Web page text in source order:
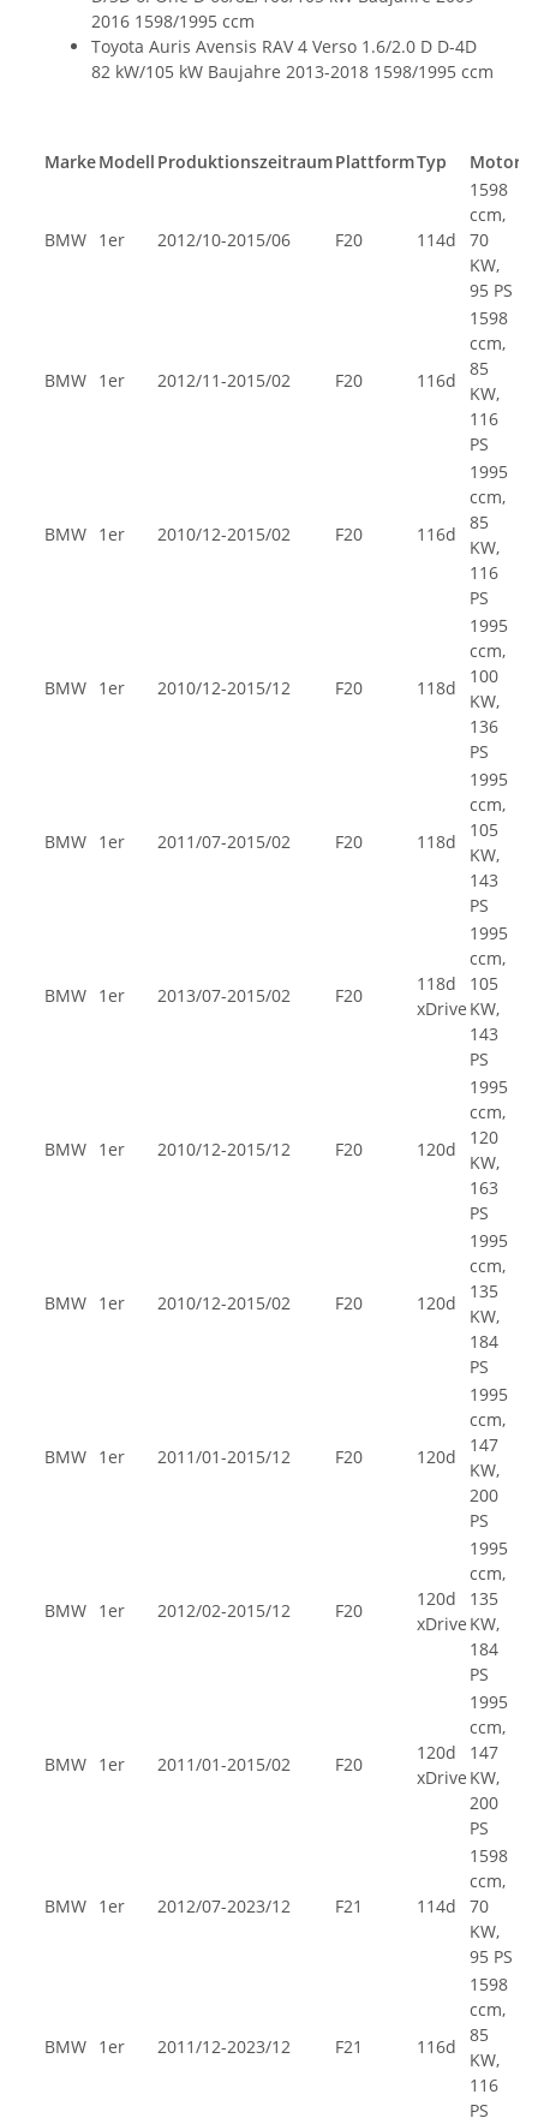
2016 1598/1995 ccm
Toyota Auris Avensis RAV 4 Verso 1.6/2.0 D D-4D
82 kW/105 kW Baujahre 2013-2018 1598/1995 ccm
MarkeModell ProduktionszeitraumPlattformTyp Motor
BMW 1er 2012/10-2015/06 F20 114d
1598
ccm,
70
KW,
95 PS
BMW 1er 2012/11-2015/02 F20 116d
1598
ccm,
85
KW,
116
PS
BMW 1er 2010/12-2015/02 F20 116d
1995
ccm,
85
KW,
116
PS
BMW 1er 2010/12-2015/12 F20 118d
1995
ccm,
100
KW,
136
PS
BMW 1er 2011/07-2015/02 F20 118d
1995
ccm,
105
KW,
143
PS
BMW 1er 2013/07-2015/02 F20
118d
xDrive
1995
ccm,
105
KW,
143
PS
BMW 1er 2010/12-2015/12 F20 120d
1995
ccm,
120
KW,
163
PS
BMW 1er 2010/12-2015/02 F20 120d
1995
ccm,
135
KW,
184
PS
BMW 1er 2011/01-2015/12 F20 120d
1995
ccm,
147
KW,
200
PS
BMW 1er 2012/02-2015/12 F20
120d
xDrive
1995
ccm,
135
KW,
184
PS
BMW 1er 2011/01-2015/02 F20
120d
xDrive
1995
ccm,
147
KW,
200
PS
BMW 1er 2012/07-2023/12 F21 114d
1598
ccm,
70
KW,
95 PS
BMW 1er 2011/12-2023/12 F21 116d
1598
ccm,
85
KW,
116
PS